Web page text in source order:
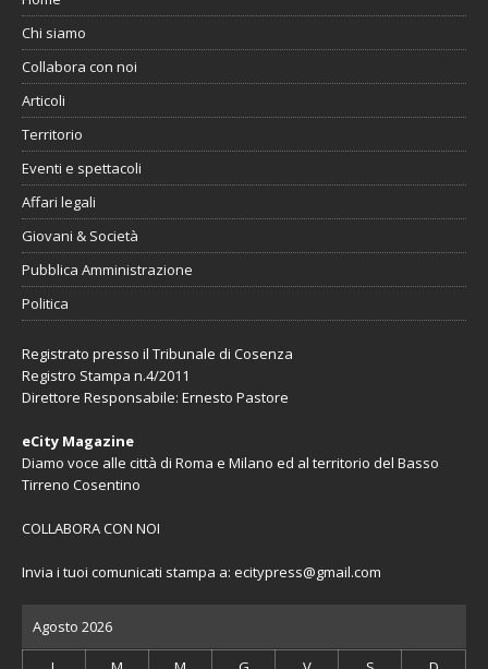
Chi siamo
Collabora con noi
Articoli
Territorio
Eventi e spettacoli
Affari legali
Giovani & Società
Pubblica Amministrazione
Politica
Registrato presso il Tribunale di Cosenza
Registro Stampa n.4/2011
Direttore Responsabile: Ernesto Pastore
eCity Magazine
Diamo voce alle città di Roma e Milano ed al territorio del Basso
Tirreno Cosentino
COLLABORA CON NOI
Invia i tuoi comunicati stampa a: ecitypress@gmail.com
Agosto 2026